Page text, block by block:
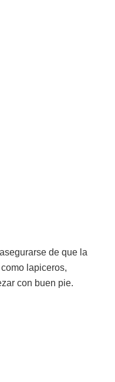
de que la
lapiceros,
con buen pie.